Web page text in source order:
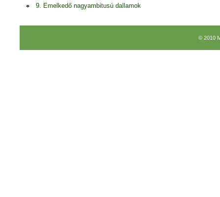
9. Emelkedő nagyambitusú dallamok
© 2010